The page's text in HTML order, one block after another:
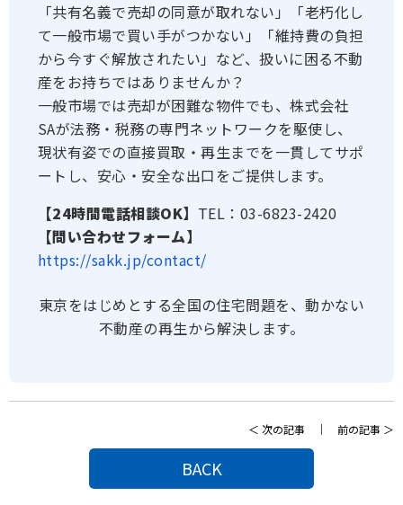
「共有名義で売却の同意が取れない」「老朽化し
て一般市場で買い手がつかない」「維持費の負担
から今すぐ解放されたい」など、扱いに困る不動
産をお持ちではありませんか？
一般市場では売却が困難な物件でも、株式会社
SAが法務・税務の専門ネットワークを駆使し、
現状有姿での直接買取・再生までを一貫してサポ
ートし、安心・安全な出口をご提供します。
【24時間電話相談OK】 TEL：03-6823-2420
【問い合わせフォーム】
https://sakk.jp/contact/
東京をはじめとする全国の住宅問題を、動かない
不動産の再生から解決します。
＜ 次の記事 ｜ 前の記事 ＞
BACK